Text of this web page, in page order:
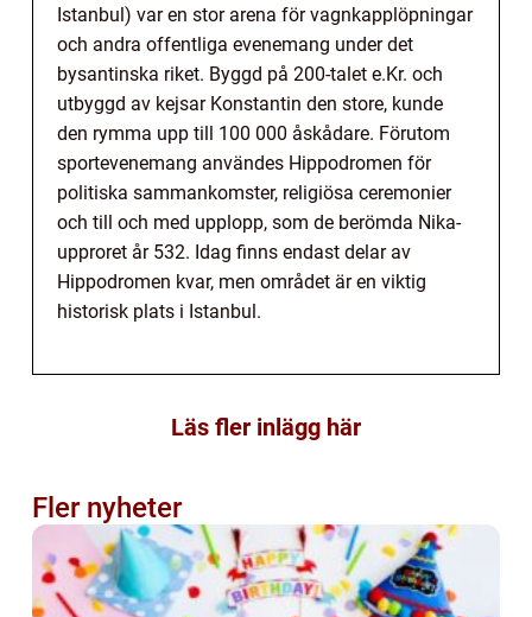
Istanbul) var en stor arena för vagnkapplöpningar
och andra offentliga evenemang under det
bysantinska riket. Byggd på 200-talet e.Kr. och
utbyggd av kejsar Konstantin den store, kunde
den rymma upp till 100 000 åskådare. Förutom
sportevenemang användes Hippodromen för
politiska sammankomster, religiösa ceremonier
och till och med upplopp, som de berömda Nika-
upproret år 532. Idag finns endast delar av
Hippodromen kvar, men området är en viktig
historisk plats i Istanbul.
Läs fler inlägg här
Fler nyheter